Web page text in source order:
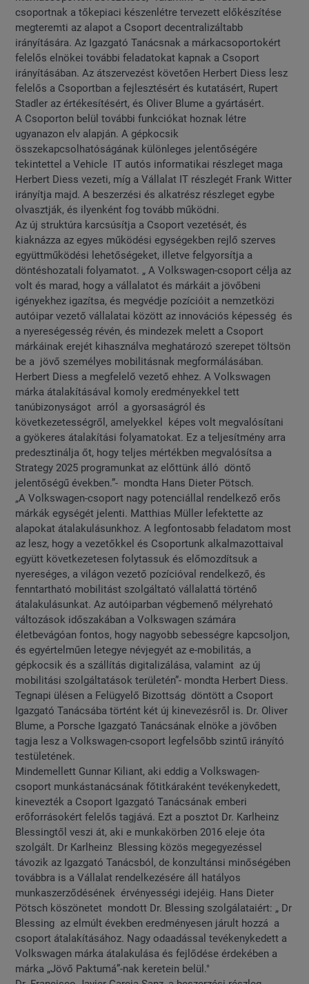
csoportnak a tőkepiaci készenlétre tervezett előkészítése
megteremti az alapot a Csoport decentralizáltabb
irányítására. Az Igazgató Tanácsnak a márkacsoportokért
felelős elnökei további feladatokat kapnak a Csoport
irányításában. Az átszervezést követően Herbert Diess lesz
felelős a Csoportban a fejlesztésért és kutatásért, Rupert
Stadler az értékesítésért, és Oliver Blume a gyártásért.
A Csoporton belül további funkciókat hoznak létre
ugyanazon elv alapján. A gépkocsik
összekapcsolhatóságának különleges jelentőségére
tekintettel a Vehicle IT autós informatikai részleget maga
Herbert Diess vezeti, míg a Vállalat IT részlegét Frank Witter
irányítja majd. A beszerzési és alkatrész részleget egybe
olvasztják, és ilyenként fog tovább működni.
Az új struktúra karcsúsítja a Csoport vezetését, és
kiaknázza az egyes működési egységekben rejlő szerves
együttműködési lehetőségeket, illetve felgyorsítja a
döntéshozatali folyamatot. „ A Volkswagen-csoport célja az
volt és marad, hogy a vállalatot és márkáit a jövőbeni
igényekhez igazítsa, és megvédje pozícióit a nemzetközi
autóipar vezető vállalatai között az innovációs képesség és
a nyereségesség révén, és mindezek melett a Csoport
márkáinak erejét kihasználva meghatározó szerepet töltsön
be a jövő személyes mobilitásnak megformálásában.
Herbert Diess a megfelelő vezető ehhez. A Volkswagen
márka átalakításával komoly eredményekkel tett
tanúbizonyságot arról a gyorsaságról és
következetességről, amelyekkel képes volt megvalósítani
a gyökeres átalakítási folyamatokat. Ez a teljesítmény arra
predesztinálja őt, hogy teljes mértékben megvalósítsa a
Strategy 2025 programunkat az előttünk álló döntő
jelentőségű években.”- mondta Hans Dieter Pötsch.
„A Volkswagen-csoport nagy potenciállal rendelkező erős
márkák egységét jelenti. Matthias Müller lefektette az
alapokat átalakulásunkhoz. A legfontosabb feladatom most
az lesz, hogy a vezetőkkel és Csoportunk alkalmazottaival
együtt következetesen folytassuk és előmozdítsuk a
nyereséges, a világon vezető pozícióval rendelkező, és
fenntartható mobilitást szolgáltató vállalattá történő
átalakulásunkat. Az autóiparban végbemenő mélyreható
változások időszakában a Volkswagen számára
életbevágóan fontos, hogy nagyobb sebességre kapcsoljon,
és egyértelműen letegye névjegyét az e-mobilitás, a
gépkocsik és a szállítás digitalizálása, valamint az új
mobilitási szolgáltatások területén”- mondta Herbert Diess.
Tegnapi ülésen a Felügyelő Bizottság döntött a Csoport
Igazgató Tanácsába történt két új kinevezésről is. Dr. Oliver
Blume, a Porsche Igazgató Tanácsának elnöke a jövőben
tagja lesz a Volkswagen-csoport legfelsőbb szintű irányító
testületének.
Mindemellett Gunnar Kiliant, aki eddig a Volkswagen-
csoport munkástanácsának főtitkáraként tevékenykedett,
kinevezték a Csoport Igazgató Tanácsának emberi
erőforrásokért felelős tagjává. Ezt a posztot Dr. Karlheinz
Blessingtől veszi át, aki e munkakörben 2016 eleje óta
szolgált. Dr Karlheinz Blessing közös megegyezéssel
távozik az Igazgató Tanácsból, de konzultánsi minőségében
továbbra is a Vállalat rendelkezésére áll hatályos
munkaszerződésének érvényességi idejéig. Hans Dieter
Pötsch köszönetet mondott Dr. Blessing szolgálataiért: „ Dr
Blessing az elmúlt években eredményesen járult hozzá a
csoport átalakításához. Nagy odaadással tevékenykedett a
Volkswagen márka átalakulása és fejlődése érdekében a
márka „Jövő Paktumá”-nak keretein belül."